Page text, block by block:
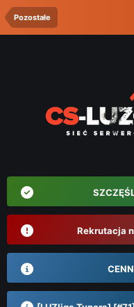
Pozostałe
Rekrutacja